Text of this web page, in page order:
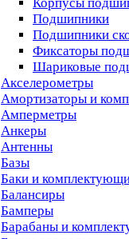
Подшипники
Подшипники
Фиксаторы
Шариковые
Акселерометры
Амортизаторы и
Амперметры
Анкеры
Антенны
Базы
Баки и
Балансиры
Бамперы
Барабаны и